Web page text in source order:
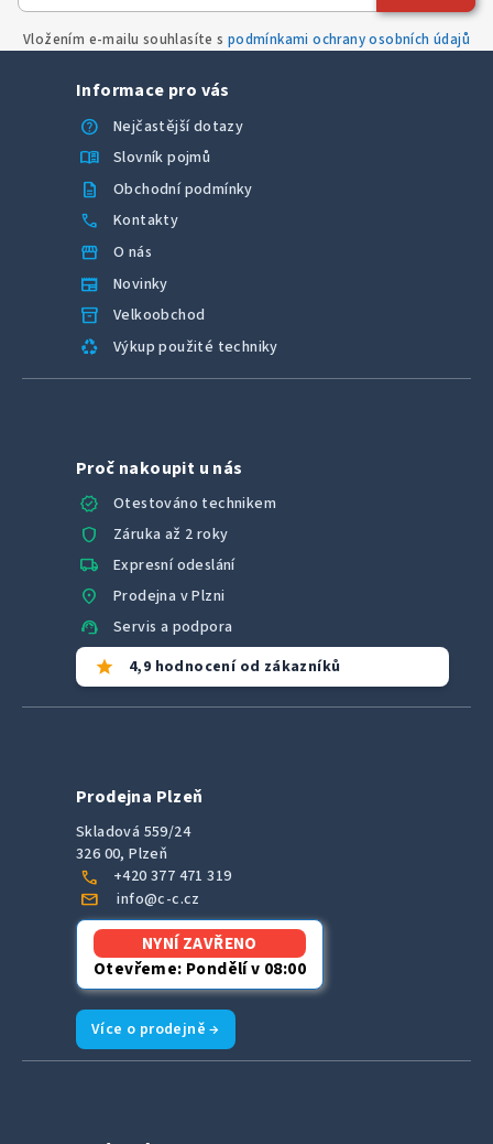
Vložením e-mailu souhlasíte s podmínkami ochrany osobních údajů
Informace pro vás
help
Nejčastější dotazy
menu_book Slovník pojmů
description Obchodní podmínky
call Kontakty
storefront O nás
newspaper Novinky
inventory_2 Velkoobchod
recycling Výkup použité techniky
Proč nakoupit u nás
verified
Otestováno technikem
shield Záruka až 2 roky
local_shipping Expresní odeslání
location_on Prodejna v Plzni
support_agent Servis a podpora
star 4,9 hodnocení od zákazníků
Prodejna Plzeň
Skladová 559/24
326 00, Plzeň
call +420 377 471 319
mail info@c-c.cz
NYNÍ ZAVŘENO
Otevřeme: Pondělí v 08:00
Více o prodejně →